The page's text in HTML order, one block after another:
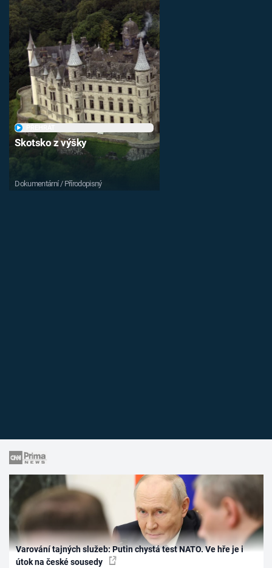
Skotsko z výšky
Dokumentární / Přírodopisný
Varování tajných služeb: Putin chystá test NATO. Ve hře je i
útok na české sousedy